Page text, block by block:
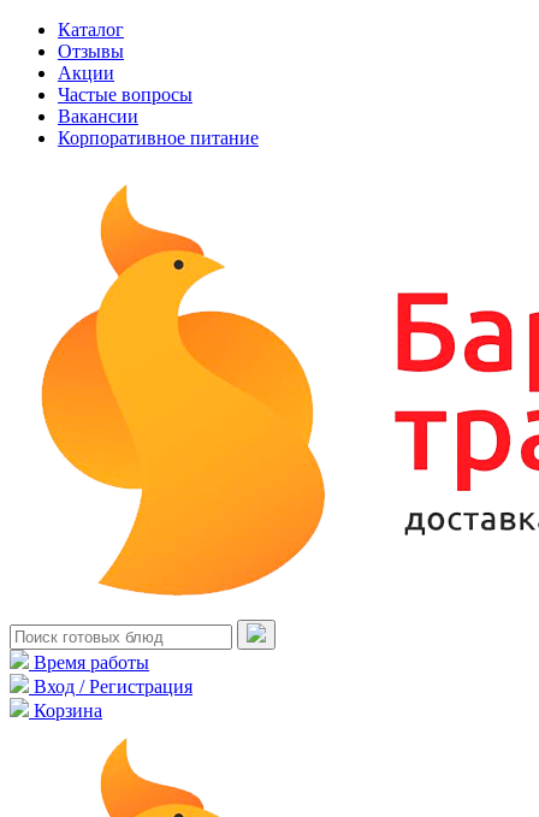
Каталог
Отзывы
Акции
Частые вопросы
Вакансии
Корпоративное питание
Время работы
Вход / Регистрация
Корзина